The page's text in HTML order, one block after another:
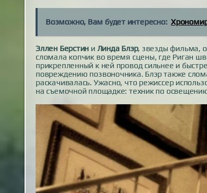
Возможно, Вам будет интересно:
Эллен Берстин и Линда Блэр, звезды фильма,
сломала копчик во время сцены, где Риган
прикрепленный к ней провод сильнее и
повреждению позвоночника. Блэр также
раскачивалась. Ужасно, что режиссер
на съемочной площадке: техник по